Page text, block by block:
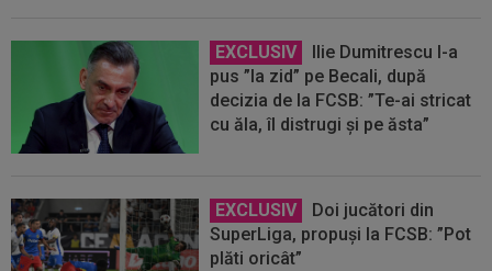
EXCLUSIV
Ilie Dumitrescu l-a
pus ”la zid” pe Becali, după
decizia de la FCSB: ”Te-ai stricat
cu ăla, îl distrugi și pe ăsta”
EXCLUSIV
Doi jucători din
SuperLiga, propuși la FCSB: ”Pot
plăti oricât”